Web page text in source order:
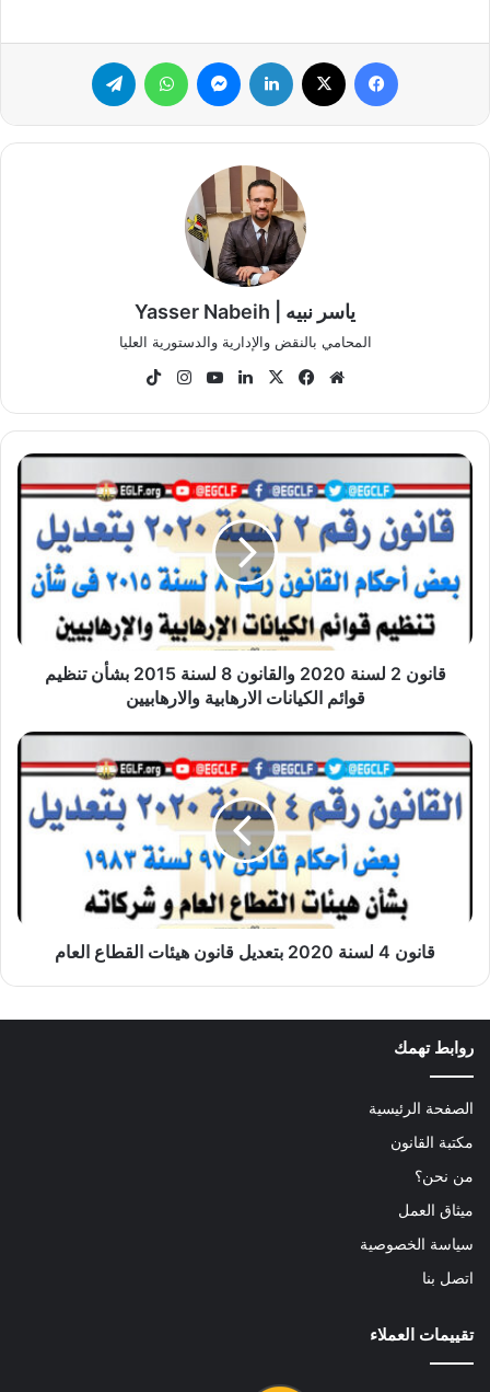
فيسبوك لينكدإن ماسنجر واتساب
ياسر نبيه | Yasser Nabeih
المحامي بالنقض والإدارية والدستورية العليا
موقع
فيسبوك
‫X لينكدإن‫YouTubeانستقرام
قانون
2
لسنة
2020
لسنة
بشأن
تنظيم
الارهابية
والارهابيين
قانون 2 لسنة 2020 والقانون 8 لسنة 2015 بشأن تنظيم
قوائم الكيانات الارهابية والارهابيين
قانون
4
لسنة
2020
العام
قانون 4 لسنة 2020 بتعديل قانون هيئات القطاع العام
روابط تهمك
الصفحة الرئيسية
مكتبة القانون
من نحن؟
ميثاق العمل
سياسة الخصوصية
اتصل بنا
تقييمات العملاء